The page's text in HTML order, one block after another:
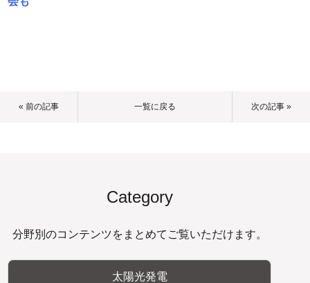
« 前の記事 一覧に戻る 次の記事 »
Category
分野別のコンテンツをまとめてご覧いただけます。
太陽光発電